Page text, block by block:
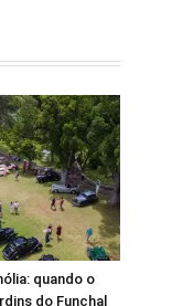
quando o
do Funchal